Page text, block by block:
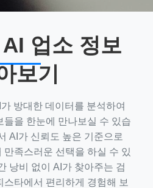
업소 정보
보기
방대한 데이터를 분석하여
들을 한눈에 만나보실 수 있습
AI가 신뢰도 높은 기준으로
족스러운 선택을 하실 수 있
낭비 없이 AI가 찾아주는 검
타에서 편리하게 경험해 보